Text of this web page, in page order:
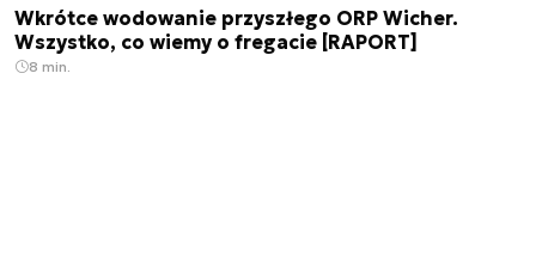
Wkrótce wodowanie przyszłego ORP Wicher.
Wszystko, co wiemy o fregacie [RAPORT]
8 min.